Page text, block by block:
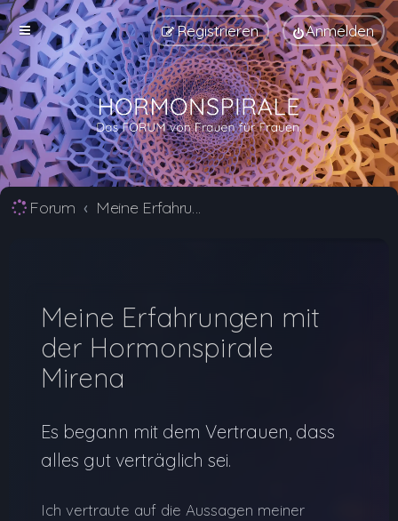
Anmelden
Registrieren
Forum Meine Erfahrungen mit der Hormonspirale Mirena | Hormonspirale Forum
Meine Erfahrungen mit
der Hormonspirale
Mirena
Es begann mit dem Vertrauen, dass
alles gut verträglich sei.
Ich vertraute auf die Aussagen meiner